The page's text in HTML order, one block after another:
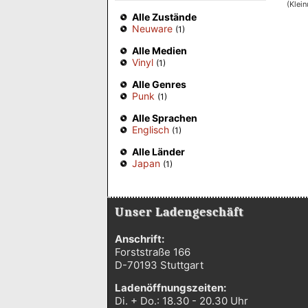
Alle Zustände
Neuware (1)
Alle Medien
Vinyl (1)
Alle Genres
Punk (1)
Alle Sprachen
Englisch (1)
Alle Länder
Japan (1)
Unser Ladengeschäft
Anschrift:
Forststraße 166
D-70193 Stuttgart
Ladenöffnungszeiten:
Di. + Do.: 18.30 - 20.30 Uhr